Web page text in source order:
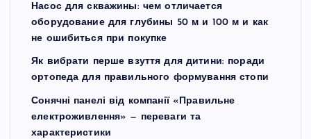
Насос для скважины: чем отличается
оборудование для глубины 50 м и 100 м и как
не ошибиться при покупке
Як вибрати перше взуття для дитини: поради
ортопеда для правильного формування стопи
Сонячні панелі від компанії «Правильне
електроживлення» — переваги та
характеристики